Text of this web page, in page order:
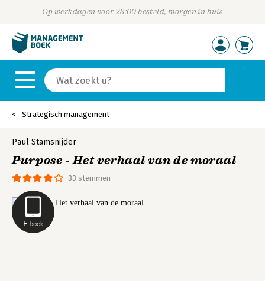
Op werkdagen voor 23:00 besteld, morgen in huis
Strategisch management
E-book
33 stemmen
Paul Stamsnijder
Purpose - Het verhaal van de moraal